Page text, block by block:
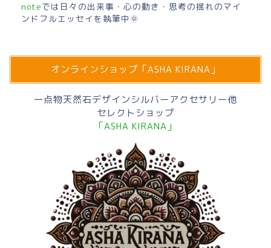
noteでは日々の出来事・心の動き・思考の揺れのマイ
ンドフルエッセイを執筆中🌞
オンラインショップ「ASHA KIRANA」
一点物天然石デザインシルバーアクセサリー他
セレクトショップ
「ASHA KIRANA」